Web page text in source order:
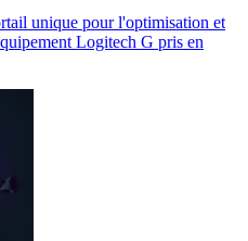
unique pour l'optimisation et
Logitech G pris en